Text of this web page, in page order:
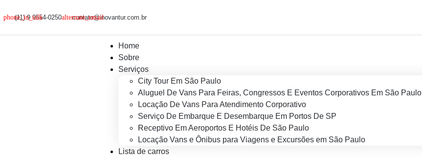
(11) 9 9554-0250 contato@inovantur.com.br
Home
Sobre
Serviços
City Tour Em São Paulo
Aluguel De Vans Para Feiras, Congressos E Eventos Corporativos Em São Paulo
Locação De Vans Para Atendimento Corporativo
Serviço De Embarque E Desembarque Em Portos De SP
Receptivo Em Aeroportos E Hotéis De São Paulo
Locação Vans e Ônibus para Viagens e Excursões em São Paulo
Lista de carros